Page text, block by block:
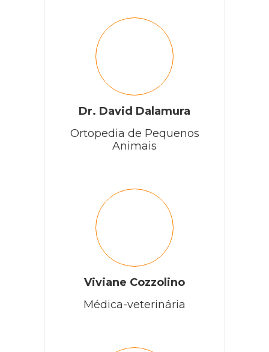
Dr. David Dalamura
Ortopedia de Pequenos
Animais
Viviane Cozzolino
Médica-veterinária